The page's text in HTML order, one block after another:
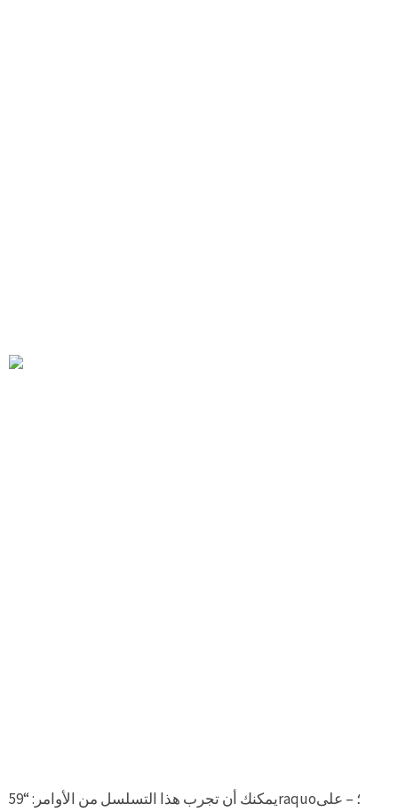
يمكنك أن تجرب هذا التسلسل من الأوامر: “59raquo؛ – على